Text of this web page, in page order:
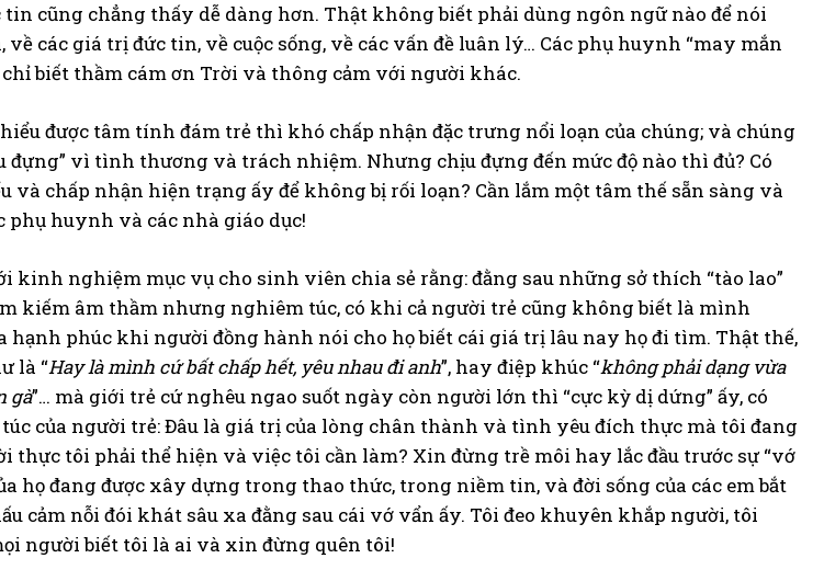
tin cũng chẳng thấy dễ dàng hơn. Thật không biết phải dùng ngôn ngữ nào để nói
về các giá trị đức tin, về cuộc sống, về các vấn đề luân lý… Các phụ huynh “may mắn
biết thầm cám ơn Trời và thông cảm với người khác.
được tâm tính đám trẻ thì khó chấp nhận đặc trưng nổi loạn của chúng; và chúng
đựng” vì tình thương và trách nhiệm. Nhưng chịu đựng đến mức độ nào thì đủ? Có
và chấp nhận hiện trạng ấy để không bị rối loạn? Cần lắm một tâm thế sẵn sàng và
phụ huynh và các nhà giáo dục!
kinh nghiệm mục vụ cho sinh viên chia sẻ rằng: đằng sau những sở thích “tào lao”
kiếm âm thầm nhưng nghiêm túc, có khi cả người trẻ cũng không biết là mình
hạnh phúc khi người đồng hành nói cho họ biết cái giá trị lâu nay họ đi tìm. Thật thế,
là “Hay là mình cứ bất chấp hết, yêu nhau đi anh”, hay điệp khúc “không phải dạng vừa
gà”… mà giới trẻ cứ nghêu ngao suốt ngày còn người lớn thì “cực kỳ dị dứng” ấy, có
của người trẻ: Đâu là giá trị của lòng chân thành và tình yêu đích thực mà tôi đang
thực tôi phải thể hiện và việc tôi cần làm? Xin đừng trề môi hay lắc đầu trước sự “vớ
họ đang được xây dựng trong thao thức, trong niềm tin, và đời sống của các em bắt
cảm nỗi đói khát sâu xa đằng sau cái vớ vẩn ấy. Tôi đeo khuyên khắp người, tôi
người biết tôi là ai và xin đừng quên tôi!